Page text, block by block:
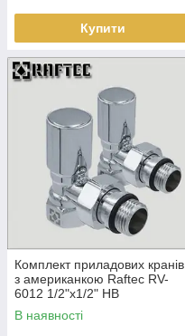
Купити
Комплект приладових кранів
з американкою Raftec RV-
6012 1/2"х1/2" НВ
В наявності